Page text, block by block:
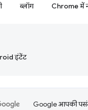
ब्लॉग Chrome में
इंटेंट
Google आपकी